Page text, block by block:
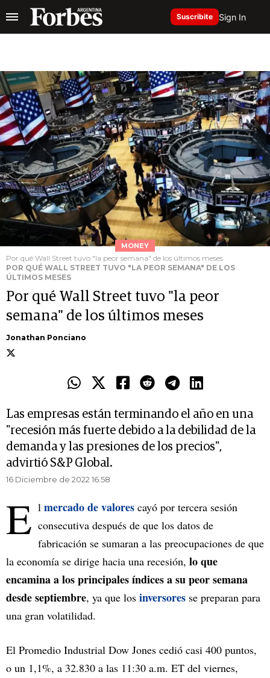
Suscribite Sign In
MONEY
Por qué Wall Street tuvo "la peor semana" de los últimos meses
POR QUÉ WALL STREET TUVO "LA PEOR SEMANA" DE LOS
ÚLTIMOS MESES
Por qué Wall Street tuvo "la peor
semana" de los últimos meses
Jonathan Ponciano
Las empresas están terminando el año en una
"recesión más fuerte debido a la debilidad de la
demanda y las presiones de los precios",
advirtió S&P Global.
16 Diciembre de 2022 16.58
E l mercado de valores cayó por tercera sesión
consecutiva después de que los datos de
fabricación se sumaran a las preocupaciones de que
la economía se dirige hacia una recesión, lo que
encamina a los principales índices a su peor semana
desde septiembre, ya que los inversores se preparan para
una gran volatilidad.
El Promedio Industrial Dow Jones cedió casi 400 puntos,
o un 1,1%, a 32.830 a las 11:30 a.m. ET del viernes,